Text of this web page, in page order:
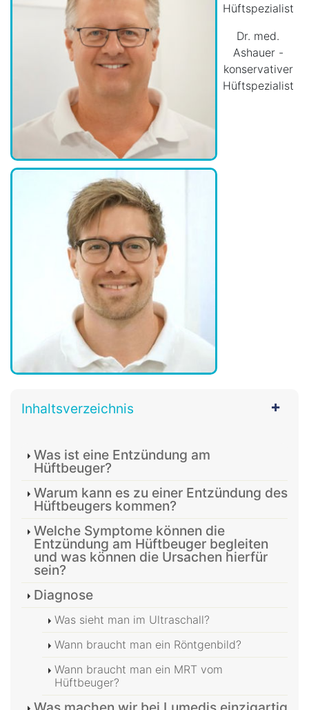
Hüftspezialist
Dr. med.
Ashauer -
konservativer
Hüftspezialist
Inhaltsverzeichnis
Was ist eine Entzündung am
Hüftbeuger?
Warum kann es zu einer Entzündung des
Hüftbeugers kommen?
Welche Symptome können die
Entzündung am Hüftbeuger begleiten
und was können die Ursachen hierfür
sein?
Diagnose
Was sieht man im Ultraschall?
Wann braucht man ein Röntgenbild?
Wann braucht man ein MRT vom
Hüftbeuger?